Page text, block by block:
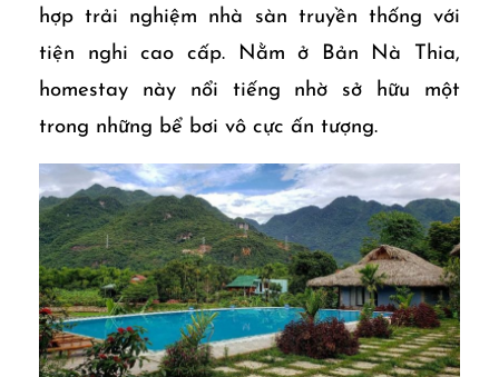
hợp trải nghiệm nhà sàn truyền thống với
tiện nghi cao cấp. Nằm ở Bản Nà Thia,
homestay này nổi tiếng nhờ sở hữu một
trong những bể bơi vô cực ấn tượng.